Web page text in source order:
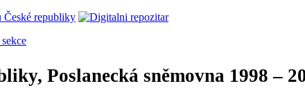
Poslanecká sněmovna 1998 –